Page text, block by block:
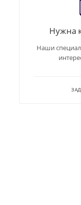
Нужна
Наши